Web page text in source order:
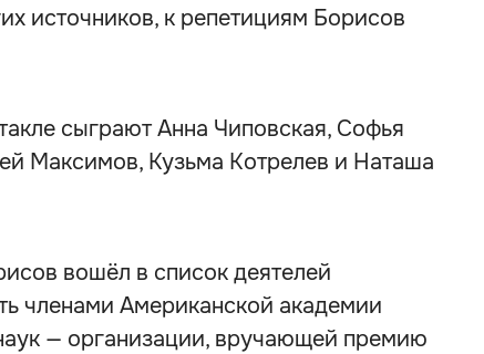
источников, к репетициям Борисов
сыграют Анна Чиповская, Софья
Максимов, Кузьма Котрелев и Наташа
вошёл в список деятелей
членами Американской академии
— организации, вручающей премию